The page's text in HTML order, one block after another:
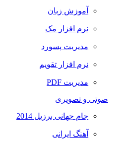
آموزش زبان
نرم افزار مک
مدیریت پسورد
نرم افزار تقویم
مدیریت PDF
صوتی و تصویری
جام جهانی برزیل 2014
آهنگ ایرانی